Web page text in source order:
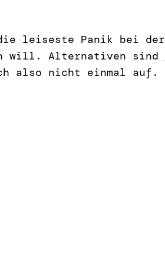
leiseste Panik bei der
will. Alternativen sind
also nicht einmal auf.